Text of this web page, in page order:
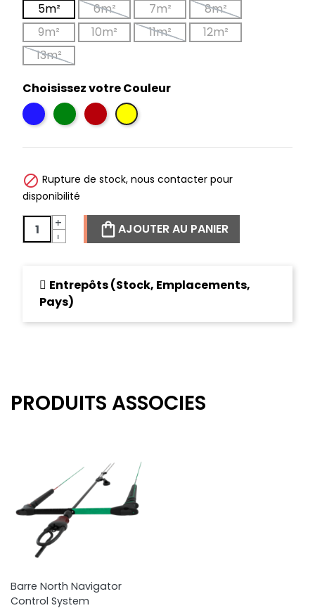
5m²
6m² 7m²
8m²
9m²
10m² 11m²
12m²
13m²
Choisissez votre Couleur
Pacific BlueMarine Green
Rubine RedSunset Yellow
 Rupture de stock, nous contacter pour
disponibilité
-
+ AJOUTER AU PANIER
Entrepôts (Stock, Emplacements,
Pays)
PRODUITS ASSOCIES
Barre North Navigator
Control System